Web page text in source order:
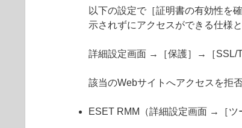
以下の設定で［証明書の有効性を
示されずにアクセスができる仕様
詳細設定画面 →［保護］→［SSL/
該当のWebサイトへアクセスを拒
ESET RMM（詳細設定画面 →［